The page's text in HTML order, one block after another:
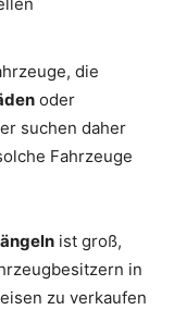
die
oder
suchen daher
Fahrzeuge
ist groß,
in
zu verkaufen